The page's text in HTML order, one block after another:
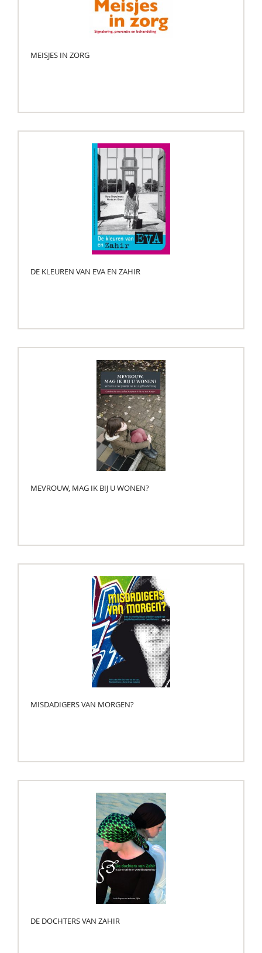
MEISJES IN ZORG
DE KLEUREN VAN EVA EN ZAHIR
MEVROUW, MAG IK BIJ U WONEN?
MISDADIGERS VAN MORGEN?
DE DOCHTERS VAN ZAHIR